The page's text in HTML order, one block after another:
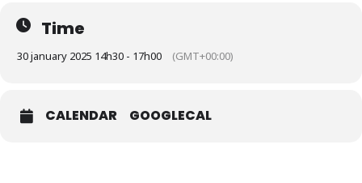
Time
30 january 2025 14h30 - 17h00 (GMT+00:00)
CALENDAR GOOGLECAL